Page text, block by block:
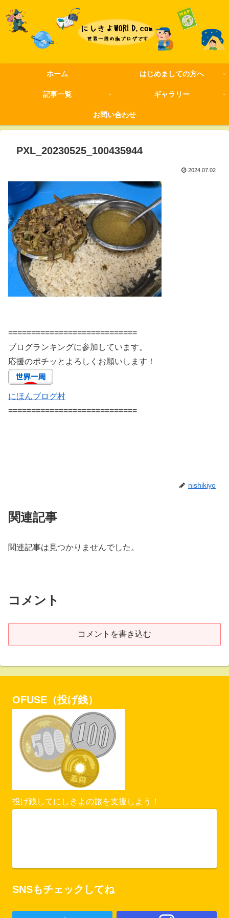
ホーム はじめましての方へ
記事一覧 ギャラリー
お問い合わせ
PXL_20230525_100435944
2024.07.02
============================
ブログランキングに参加しています。
応援のポチッとよろしくお願いします！
にほんブログ村
============================
nishikiyo
関連記事
関連記事は見つかりませんでした。
コメント
コメントを書き込む
OFUSE（投げ銭）
投げ銭してにしきよの旅を支援しよう！
SNSもチェックしてね